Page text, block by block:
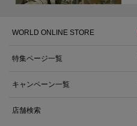
WORLD ONLINE STORE
特集ページ一覧
キャンペーン一覧
店舗検索